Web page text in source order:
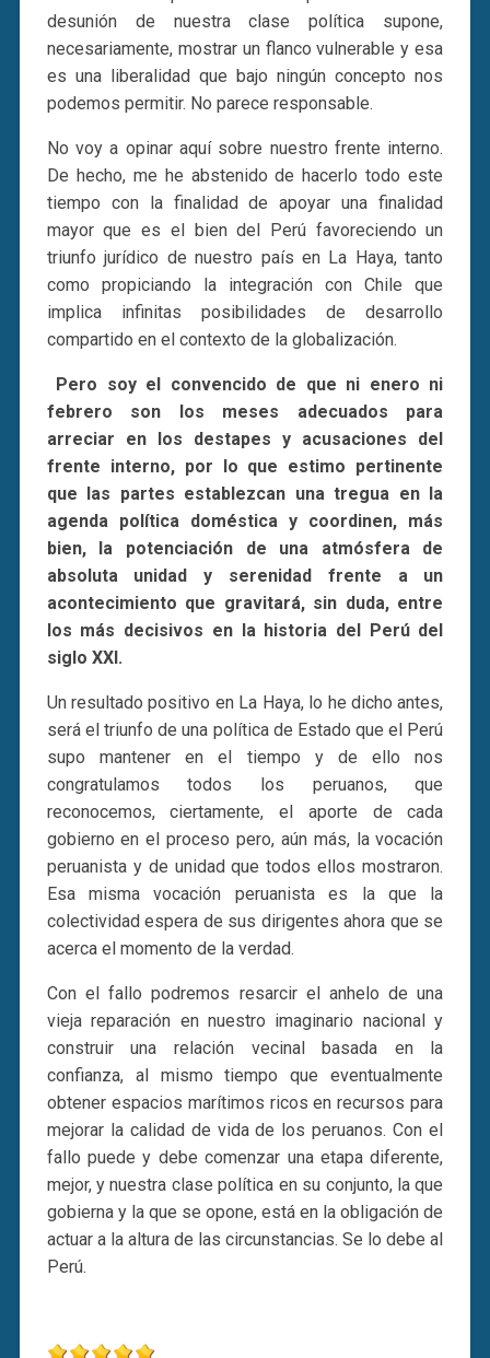
desunión de nuestra clase política supone,
necesariamente, mostrar un flanco vulnerable y esa
es una liberalidad que bajo ningún concepto nos
podemos permitir. No parece responsable.
No voy a opinar aquí sobre nuestro frente interno.
De hecho, me he abstenido de hacerlo todo este
tiempo con la finalidad de apoyar una finalidad
mayor que es el bien del Perú favoreciendo un
triunfo jurídico de nuestro país en La Haya, tanto
como propiciando la integración con Chile que
implica infinitas posibilidades de desarrollo
compartido en el contexto de la globalización.
Pero soy el convencido de que ni enero ni
febrero son los meses adecuados para
arreciar en los destapes y acusaciones del
frente interno, por lo que estimo pertinente
que las partes establezcan una tregua en la
agenda política doméstica y coordinen, más
bien, la potenciación de una atmósfera de
absoluta unidad y serenidad frente a un
acontecimiento que gravitará, sin duda, entre
los más decisivos en la historia del Perú del
siglo XXI.
Un resultado positivo en La Haya, lo he dicho antes,
será el triunfo de una política de Estado que el Perú
supo mantener en el tiempo y de ello nos
congratulamos todos los peruanos, que
reconocemos, ciertamente, el aporte de cada
gobierno en el proceso pero, aún más, la vocación
peruanista y de unidad que todos ellos mostraron.
Esa misma vocación peruanista es la que la
colectividad espera de sus dirigentes ahora que se
acerca el momento de la verdad.
Con el fallo podremos resarcir el anhelo de una
vieja reparación en nuestro imaginario nacional y
construir una relación vecinal basada en la
confianza, al mismo tiempo que eventualmente
obtener espacios marítimos ricos en recursos para
mejorar la calidad de vida de los peruanos. Con el
fallo puede y debe comenzar una etapa diferente,
mejor, y nuestra clase política en su conjunto, la que
gobierna y la que se opone, está en la obligación de
actuar a la altura de las circunstancias. Se lo debe al
Perú.